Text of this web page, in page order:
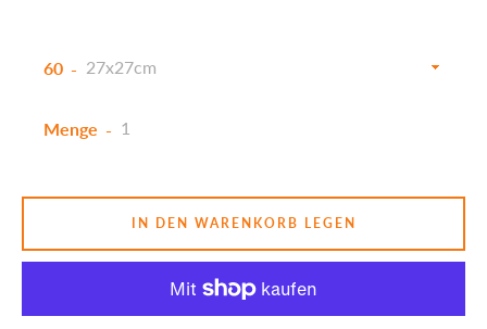
SUCHEN
60
Menge
IN DEN WARENKORB LEGEN